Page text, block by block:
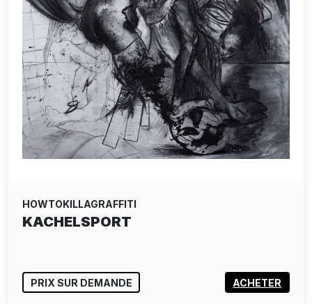
HOWTOKILLAGRAFFITI
KACHELSPORT
PRIX SUR DEMANDE ACHETER